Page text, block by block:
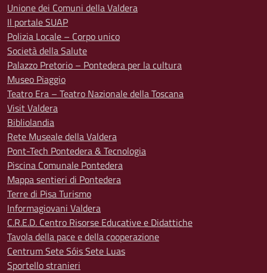
Unione dei Comuni della Valdera
Il portale SUAP
Polizia Locale – Corpo unico
Società della Salute
Palazzo Pretorio – Pontedera per la cultura
Museo Piaggio
Teatro Era – Teatro Nazionale della Toscana
Visit Valdera
Bibliolandia
Rete Museale della Valdera
Pont-Tech Pontedera & Tecnologia
Piscina Comunale Pontedera
Mappa sentieri di Pontedera
Terre di Pisa Turismo
Informagiovani Valdera
C.R.E.D. Centro Risorse Educative e Didattiche
Tavola della pace e della cooperazione
Centrum Sete Sóis Sete Luas
Sportello stranieri